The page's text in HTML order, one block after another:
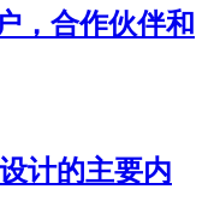
，合作伙伴和
计的主要内